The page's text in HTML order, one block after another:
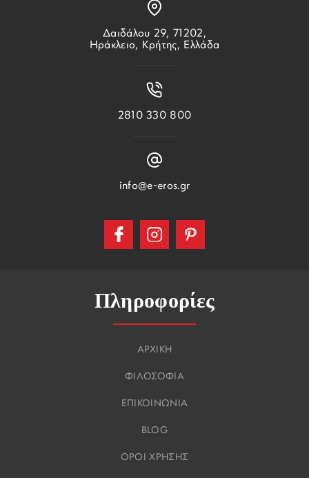
Πληροφορίες
ΑΡΧΙΚΗ
ΦΙΛΟΣΟΦΙΑ
ΕΠΙΚΟΙΝΩΝΙΑ
BLOG
ΟΡΟΙ ΧΡΗΣΗΣ
Δαιδάλου 29, 71202,
Ηράκλειο, Κρήτης, Ελλάδα
2810 330 800
info@e-eros.gr